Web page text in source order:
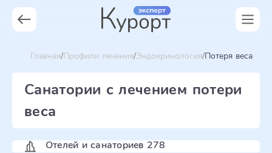
Главная Профили лечения Эндокринология Потеря веса
Санатории с лечением потери
веса
Отелей и санаториев 278